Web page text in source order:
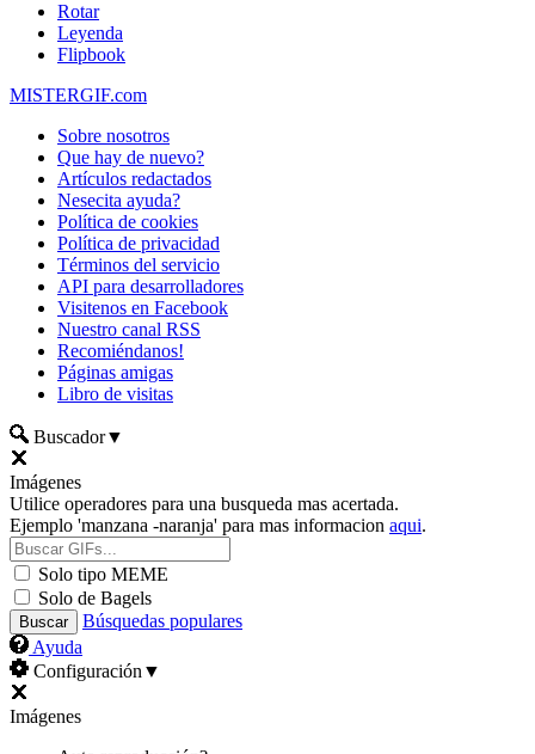
Rotar
Leyenda
Flipbook
MISTERGIF.com
Sobre nosotros
Que hay de nuevo?
Artículos redactados
Nesecita ayuda?
Política de cookies
Política de privacidad
Términos del servicio
API para desarrolladores
Visitenos en Facebook
Nuestro canal RSS
Recomiéndanos!
Páginas amigas
Libro de visitas
Buscador▼
Imágenes
Utilice operadores para una busqueda mas acertada.
Ejemplo 'manzana -naranja' para mas informacion aqui.
Solo tipo MEME
Solo de Bagels
Búsquedas populares
Ayuda
Configuración ▼
Imágenes